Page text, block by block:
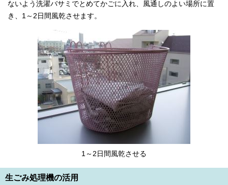
ないよう洗濯バサミでとめてかごに入れ、風通しのよい場所に置
き、1～2日間風乾させます。
1～2日間風乾させる
生ごみ処理機の活用